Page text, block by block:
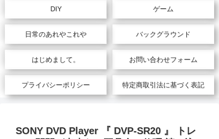
DIY ゲーム
日常のあれやこれや バックグラウンド
はじめまして。 お問い合わせフォーム
プライバシーポリシー 特定商取引法に基づく表記
SONY DVD Player 『 DVP-SR20 』 トレ